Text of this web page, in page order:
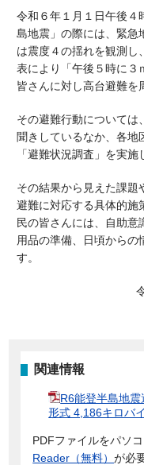
令和６年１月１日午後４
島地震」の際には、緊急
は震度４の揺れを観測し
表により「午後５時に３
皆さんに対し高台避難を
その避難行動については
聞きしているなか、各地
「避難状況調査」を実施
その結果から見えた課題
避難に対応する具体的施
民の皆さんには、自助
用品の準備、日頃からの
す。
関連情報
R6能登半島地
形式 4,186キロバイ
PDFファイルをパソ
Reader（無料）が必